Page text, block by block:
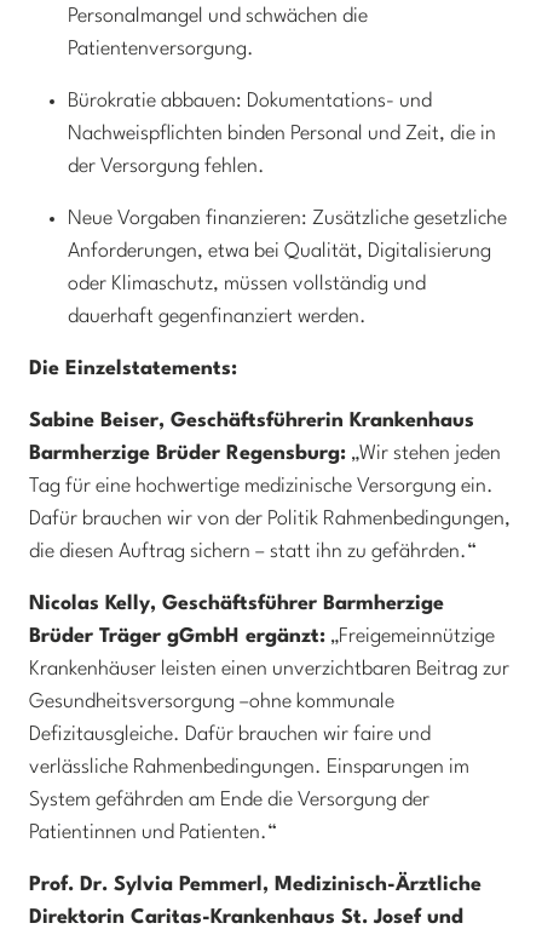
Personalmangel und schwächen die
Patientenversorgung.
Bürokratie abbauen: Dokumentations- und
Nachweispflichten binden Personal und Zeit, die in
der Versorgung fehlen.
Neue Vorgaben finanzieren: Zusätzliche gesetzliche
Anforderungen, etwa bei Qualität, Digitalisierung
oder Klimaschutz, müssen vollständig und
dauerhaft gegenfinanziert werden.
Die Einzelstatements:
Sabine Beiser, Geschäftsführerin Krankenhaus
Barmherzige Brüder Regensburg: „Wir stehen jeden
Tag für eine hochwertige medizinische Versorgung ein.
Dafür brauchen wir von der Politik Rahmenbedingungen,
die diesen Auftrag sichern – statt ihn zu gefährden.“
Nicolas Kelly, Geschäftsführer Barmherzige
Brüder Träger gGmbH ergänzt: „Freigemeinnützige
Krankenhäuser leisten einen unverzichtbaren Beitrag zur
Gesundheitsversorgung –ohne kommunale
Defizitausgleiche. Dafür brauchen wir faire und
verlässliche Rahmenbedingungen. Einsparungen im
System gefährden am Ende die Versorgung der
Patientinnen und Patienten.“
Prof. Dr. Sylvia Pemmerl, Medizinisch-Ärztliche
Direktorin Caritas-Krankenhaus St. Josef und